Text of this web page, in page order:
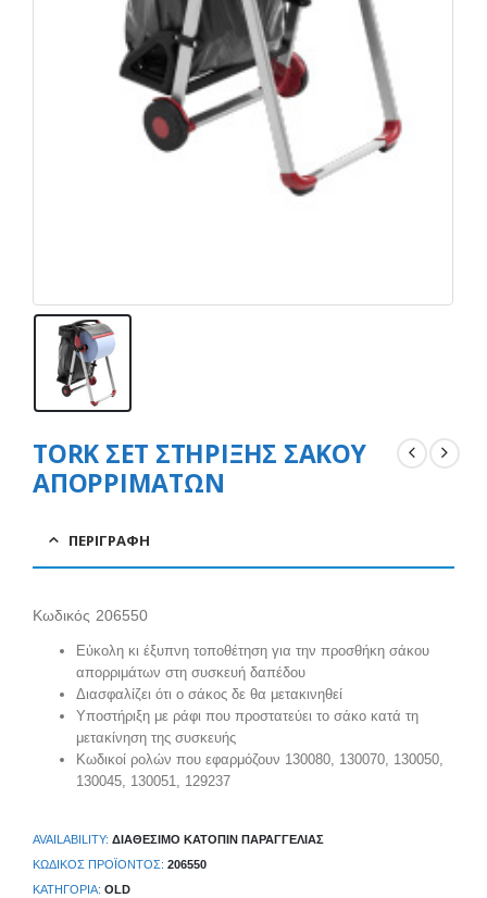
TORK ΣΕΤ ΣΤΗΡΙΞΗΣ ΣΑΚΟΥ
ΑΠΟΡΡΙΜΑΤΩΝ
ΠΕΡΙΓΡΑΦΉ
Κωδικός 206550
Εύκολη κι έξυπνη τοποθέτηση για την προσθήκη σάκου
απορριμάτων στη συσκευή δαπέδου
Διασφαλίζει ότι ο σάκος δε θα μετακινηθεί
Υποστήριξη με ράφι που προστατεύει το σάκο κατά τη
μετακίνηση της συσκευής
Κωδικοί ρολών που εφαρμόζουν 130080, 130070, 130050,
130045, 130051, 129237
AVAILABILITY: ΔΙΑΘΈΣΙΜΟ ΚΑΤΌΠΙΝ ΠΑΡΑΓΓΕΛΊΑΣ
ΚΩΔΙΚΌΣ ΠΡΟΪΌΝΤΟΣ: 206550
ΚΑΤΗΓΟΡΊΑ: OLD